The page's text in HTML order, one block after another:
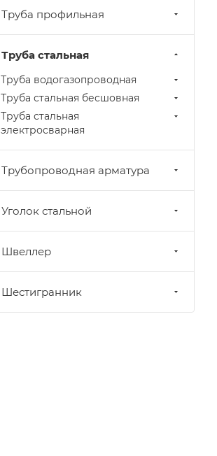
Труба профильная
Труба стальная
Труба водогазопроводная
Труба стальная бесшовная
Труба стальная
электросварная
Трубопроводная арматура
Уголок стальной
Швеллер
Шестигранник